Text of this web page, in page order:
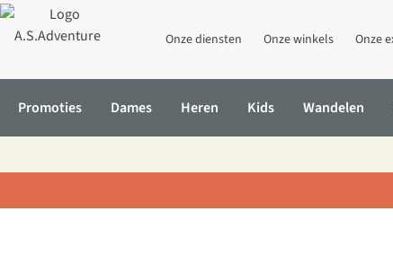
Onze diensten Onze winkels Onze
Promoties Dames Heren Kids Wandelen